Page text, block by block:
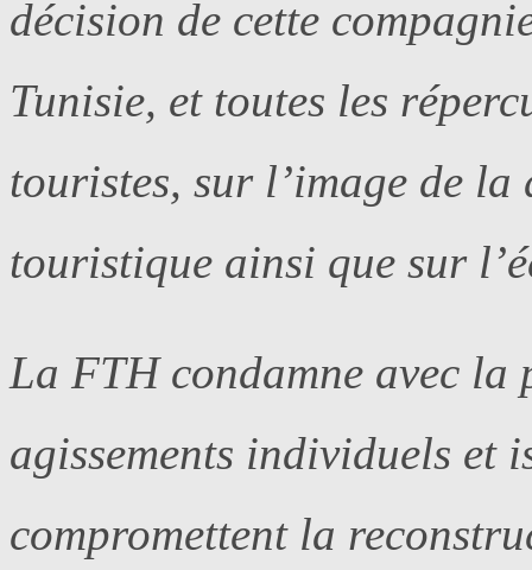
décision de cette
Tunisie, et toutes les
touristes, sur l’image de
touristique ainsi que sur
La FTH condamne avec la
agissements individuels et
compromettent la